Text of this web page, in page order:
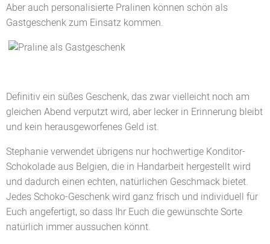
Aber auch personalisierte Pralinen können schön als
Gastgeschenk zum Einsatz kommen.
Definitiv ein süßes Geschenk, das zwar vielleicht noch am
gleichen Abend verputzt wird, aber lecker in Erinnerung bleibt
und kein herausgeworfenes Geld ist.
Stephanie verwendet übrigens nur hochwertige Konditor-
Schokolade aus Belgien, die in Handarbeit hergestellt wird
und dadurch einen echten, natürlichen Geschmack bietet.
Jedes Schoko-Geschenk wird ganz frisch und individuell für
Euch angefertigt, so dass Ihr Euch die gewünschte Sorte
natürlich immer aussuchen könnt.